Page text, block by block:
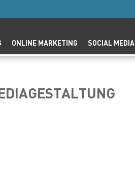
ONLINE MARKETING SOCIAL MEDIA